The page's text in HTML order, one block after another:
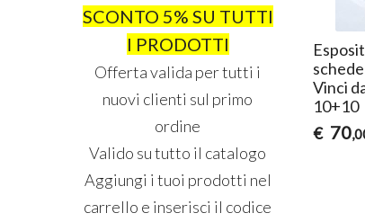
Vinci
10+10
€ 70
SCONTO 5% SU TUTTI
I PRODOTTI
Offerta valida per tutti i
nuovi clienti sul primo
ordine
Valido su tutto il catalogo
Aggiungi i tuoi prodotti nel
carrello e inserisci il codice